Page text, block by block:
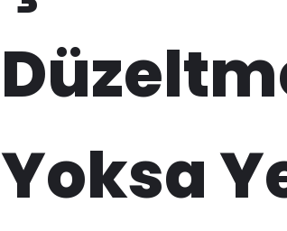
Yoksa